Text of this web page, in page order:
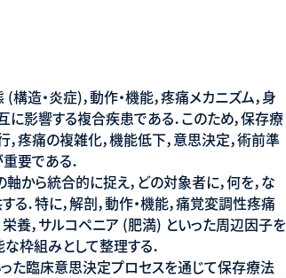
造・炎症)，動作・機能，疼痛メカニズム，身
影響する複合疾患である．このため，保存療
疼痛の複雑化，機能低下，意思決定，術前準
要である．
から統合的に捉え，どの対象者に，何を，な
．特に，解剖，動作・機能，痛覚変調性疼痛
養，サルコペニア (肥満) といった周辺因子を
枠組みとして整理する．
った臨床意思決定プロセスを通じて保存療法